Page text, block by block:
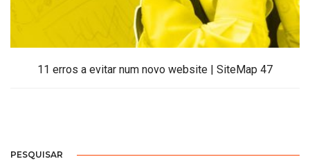
11 erros a evitar num novo website | SiteMap 47
PESQUISAR